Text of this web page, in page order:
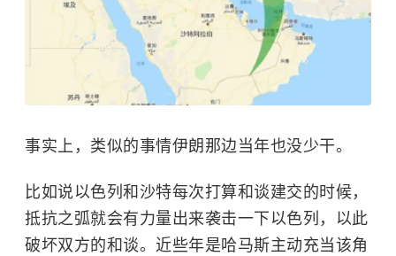
事实上，类似的事情伊朗那边当年也没少干。
比如说以色列和沙特每次打算和谈建交的时候，
抵抗之弧就会有力量出来袭击一下以色列，以此
破坏双方的和谈。近些年是哈马斯主动充当该角